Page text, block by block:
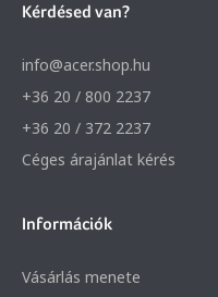
Kérdésed van?
info@acer.shop.hu
+36 20 / 800 2237
+36 20 / 372 2237
Céges árajánlat kérés
Információk
Vásárlás menete